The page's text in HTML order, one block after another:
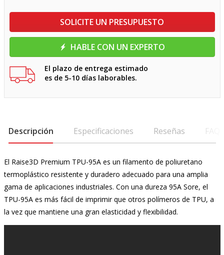
SOLICITE UN PRESUPUESTO
HABLE CON UN EXPERTO
El plazo de entrega estimado
es de 5-10 días laborables.
Descripción Especificaciones Reseñas FAQ
El Raise3D Premium TPU-95A es un filamento de poliuretano
termoplástico resistente y duradero adecuado para una amplia
gama de aplicaciones industriales. Con una dureza 95A Sore, el
TPU-95A es más fácil de imprimir que otros polímeros de TPU, a
la vez que mantiene una gran elasticidad y flexibilidad.